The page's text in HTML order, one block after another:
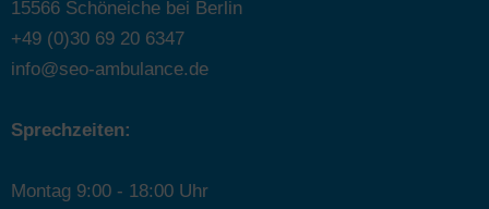
15566 Schöneiche bei Berlin
+49 (0)30 69 20 6347
info@seo-ambulance.de
Sprechzeiten:
Montag 9:00 - 18:00 Uhr